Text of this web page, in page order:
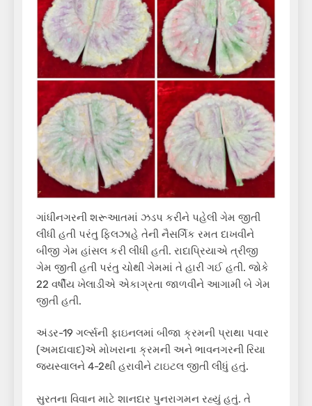
ગાંધીનગરની શરૂઆતમાં ઝડપ કરીને પહેલી ગેમ જીતી
લીધી હતી પરંતુ ફિલઝાહે તેની નૈસર્ગિક રમત દાખવીને
બીજી ગેમ હાંસલ કરી લીધી હતી. રાદાપ્રિયાએ ત્રીજી
ગેમ જીતી હતી પરંતુ ચોથી ગેમમાં તે હારી ગઈ હતી. જોકે
22 વર્ષીય ખેલાડીએ એકાગ્રતા જાળવીને આગામી બે ગેમ
જીતી હતી.
અંડર-19 ગર્લ્સની ફાઇનલમાં બીજા ક્રમની પ્રાથા પવાર
(અમદાવાદ)એ મોખરાના ક્રમની અને ભાવનગરની રિયા
જયસ્વાલને 4-2થી હરાવીને ટાઇટલ જીતી લીધું હતું.
સુરતના વિવાન માટે શાનદાર પુનરાગમન રહ્યું હતું. તે